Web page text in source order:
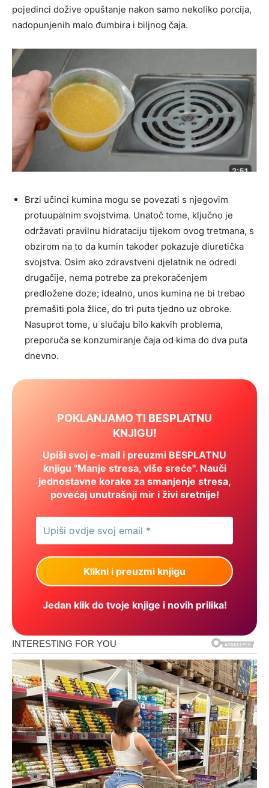
pojedinci dožive opuštanje nakon samo nekoliko porcija,
nadopunjenih malo đumbira i biljnog čaja.
Brzi učinci kumina mogu se povezati s njegovim
protuupalnim svojstvima. Unatoč tome, ključno je
održavati pravilnu hidrataciju tijekom ovog tretmana, s
obzirom na to da kumin također pokazuje diuretička
svojstva. Osim ako zdravstveni djelatnik ne odredi
drugačije, nema potrebe za prekoračenjem
predložene doze; idealno, unos kumina ne bi trebao
premašiti pola žlice, do tri puta tjedno uz obroke.
Nasuprot tome, u slučaju bilo kakvih problema,
preporuča se konzumiranje čaja od kima do dva puta
dnevno.
POKLANJAMO TI BESPLATNU
KNJIGU!
Upiši svoj e-mail i preuzmi BESPLATNU
knjigu "Manje stresa, više sreće". Nauči
jednostavne korake za smanjenje stresa,
povećaj unutrašnji mir i živi sretnije!
Jedan klik do tvoje knjige i novih prilika!